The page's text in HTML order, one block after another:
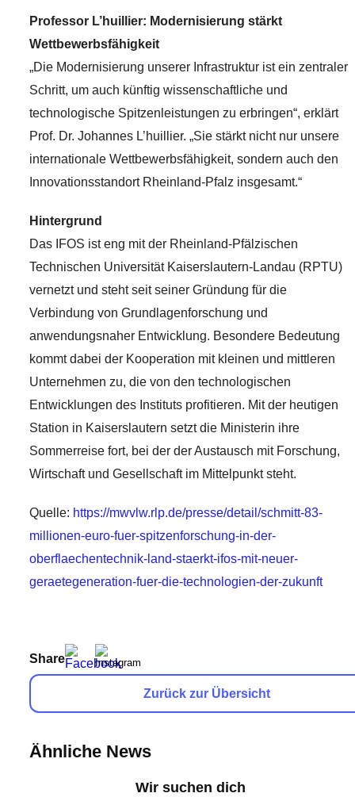
Professor L’huillier: Modernisierung stärkt
Wettbewerbsfähigkeit
„Die Modernisierung unserer Infrastruktur ist ein zentraler
Schritt, um auch künftig wissenschaftliche und
technologische Spitzenleistungen zu erbringen“, erklärt
Prof. Dr. Johannes L’huillier. „Sie stärkt nicht nur unsere
internationale Wettbewerbsfähigkeit, sondern auch den
Innovationsstandort Rheinland-Pfalz insgesamt.“
Hintergrund
Das IFOS ist eng mit der Rheinland-Pfälzischen
Technischen Universität Kaiserslautern-Landau (RPTU)
vernetzt und steht seit seiner Gründung für die
Verbindung von Grundlagenforschung und
anwendungsnaher Entwicklung. Besondere Bedeutung
kommt dabei der Kooperation mit kleinen und mittleren
Unternehmen zu, die von den technologischen
Entwicklungen des Instituts profitieren. Mit der heutigen
Station in Kaiserslautern setzt die Ministerin ihre
Sommerreise fort, bei der der Austausch mit Forschung,
Wirtschaft und Gesellschaft im Mittelpunkt steht.
Quelle: https://mwvlw.rlp.de/presse/detail/schmitt-83-
millionen-euro-fuer-spitzenforschung-in-der-
oberflaechentechnik-land-staerkt-ifos-mit-neuer-
geraetegeneration-fuer-die-technologien-der-zukunft
Share
Zurück zur Übersicht
Ähnliche News
Wir suchen dich